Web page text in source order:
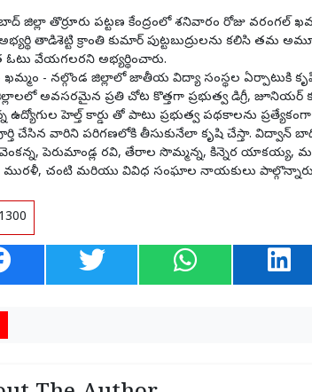
తొర్రూరు పట్టణ కేంద్రంలో శనివారం రోజు వరంగల్
అభ్యర్థి తాడిశెట్టి క్రాంతి కుమార్ పుట్టబుద్రులను కలిసి
ఓటు వేయగలరని అభ్యర్థించారు.
ఖమ్మం - నల్గొండ జిల్లాలో జాతీయ విద్యా సంస్థల ఏర్పాటుకి
అవసరమైన ప్రతి చోట కొత్తగా ప్రభుత్వ డిగ్రీ, జూనియర్
ఉద్యోగుల హెల్త్ కార్డు తో పాటు ప్రభుత్వ పథకాలను
చేసిన వారిని పరిగణలోకి తీసుకునేలా కృషి చేస్తా.
పెరుమాండ్ల రవి, తేరాల సొమ్మన్న, కిన్నెర యాకయ్య,
మురళీ, చంటి మరియు వివిధ సంఘాల నాయకులు పాల్గొన్నారు
1300